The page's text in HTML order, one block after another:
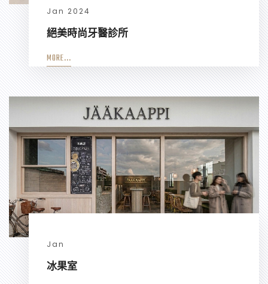
Jan 2024
絕美時尚牙醫診所
MORE...
Jan
冰果室